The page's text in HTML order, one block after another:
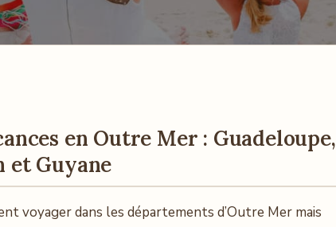
en Outre Mer : Guadeloupe,
et Guyane
voyager dans les départements d’Outre Mer mais